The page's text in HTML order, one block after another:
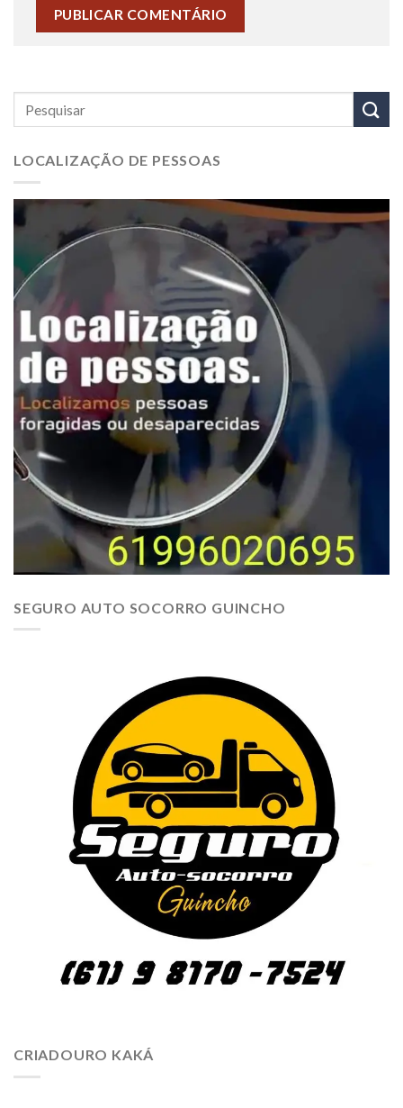
LOCALIZAÇÃO DE PESSOAS
SEGURO AUTO SOCORRO GUINCHO
CRIADOURO KAKÁ